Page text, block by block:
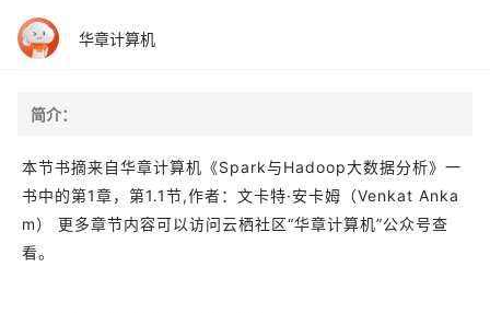
华章计算机
简介：
本节书摘来自华章计算机《Spark与Hadoop大数据分析》一
书中的第1章，第1.1节,作者：文卡特·安卡姆（Venkat Anka
m） 更多章节内容可以访问云栖社区“华章计算机”公众号查
看。